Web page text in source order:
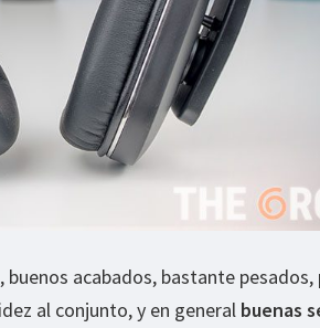
acabados, bastante pesados,
al conjunto, y en general buenas